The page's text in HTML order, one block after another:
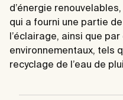
d’énergie
qui a fourni une partie
l’éclairage, ainsi que
environnementaux, tels
recyclage de l’eau de